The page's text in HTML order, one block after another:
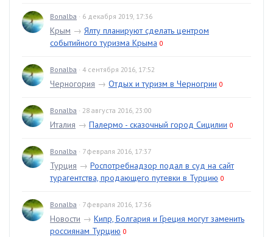
Bonalba · 6 декабря 2019, 17:36
Крым → Ялту планируют сделать центром
событийного туризма Крыма 0
Bonalba · 4 сентября 2016, 17:52
Черногория → Отдых и туризм в Черногрии 0
Bonalba · 28 августа 2016, 23:00
Италия → Палермо - сказочный город Сицилии 0
Bonalba · 7 февраля 2016, 17:37
Турция → Роспотребнадзор подал в суд на сайт
турагентства, продающего путевки в Турцию 0
Bonalba · 7 февраля 2016, 17:36
Новости → Кипр, Болгария и Греция могут заменить
россиянам Турцию 0